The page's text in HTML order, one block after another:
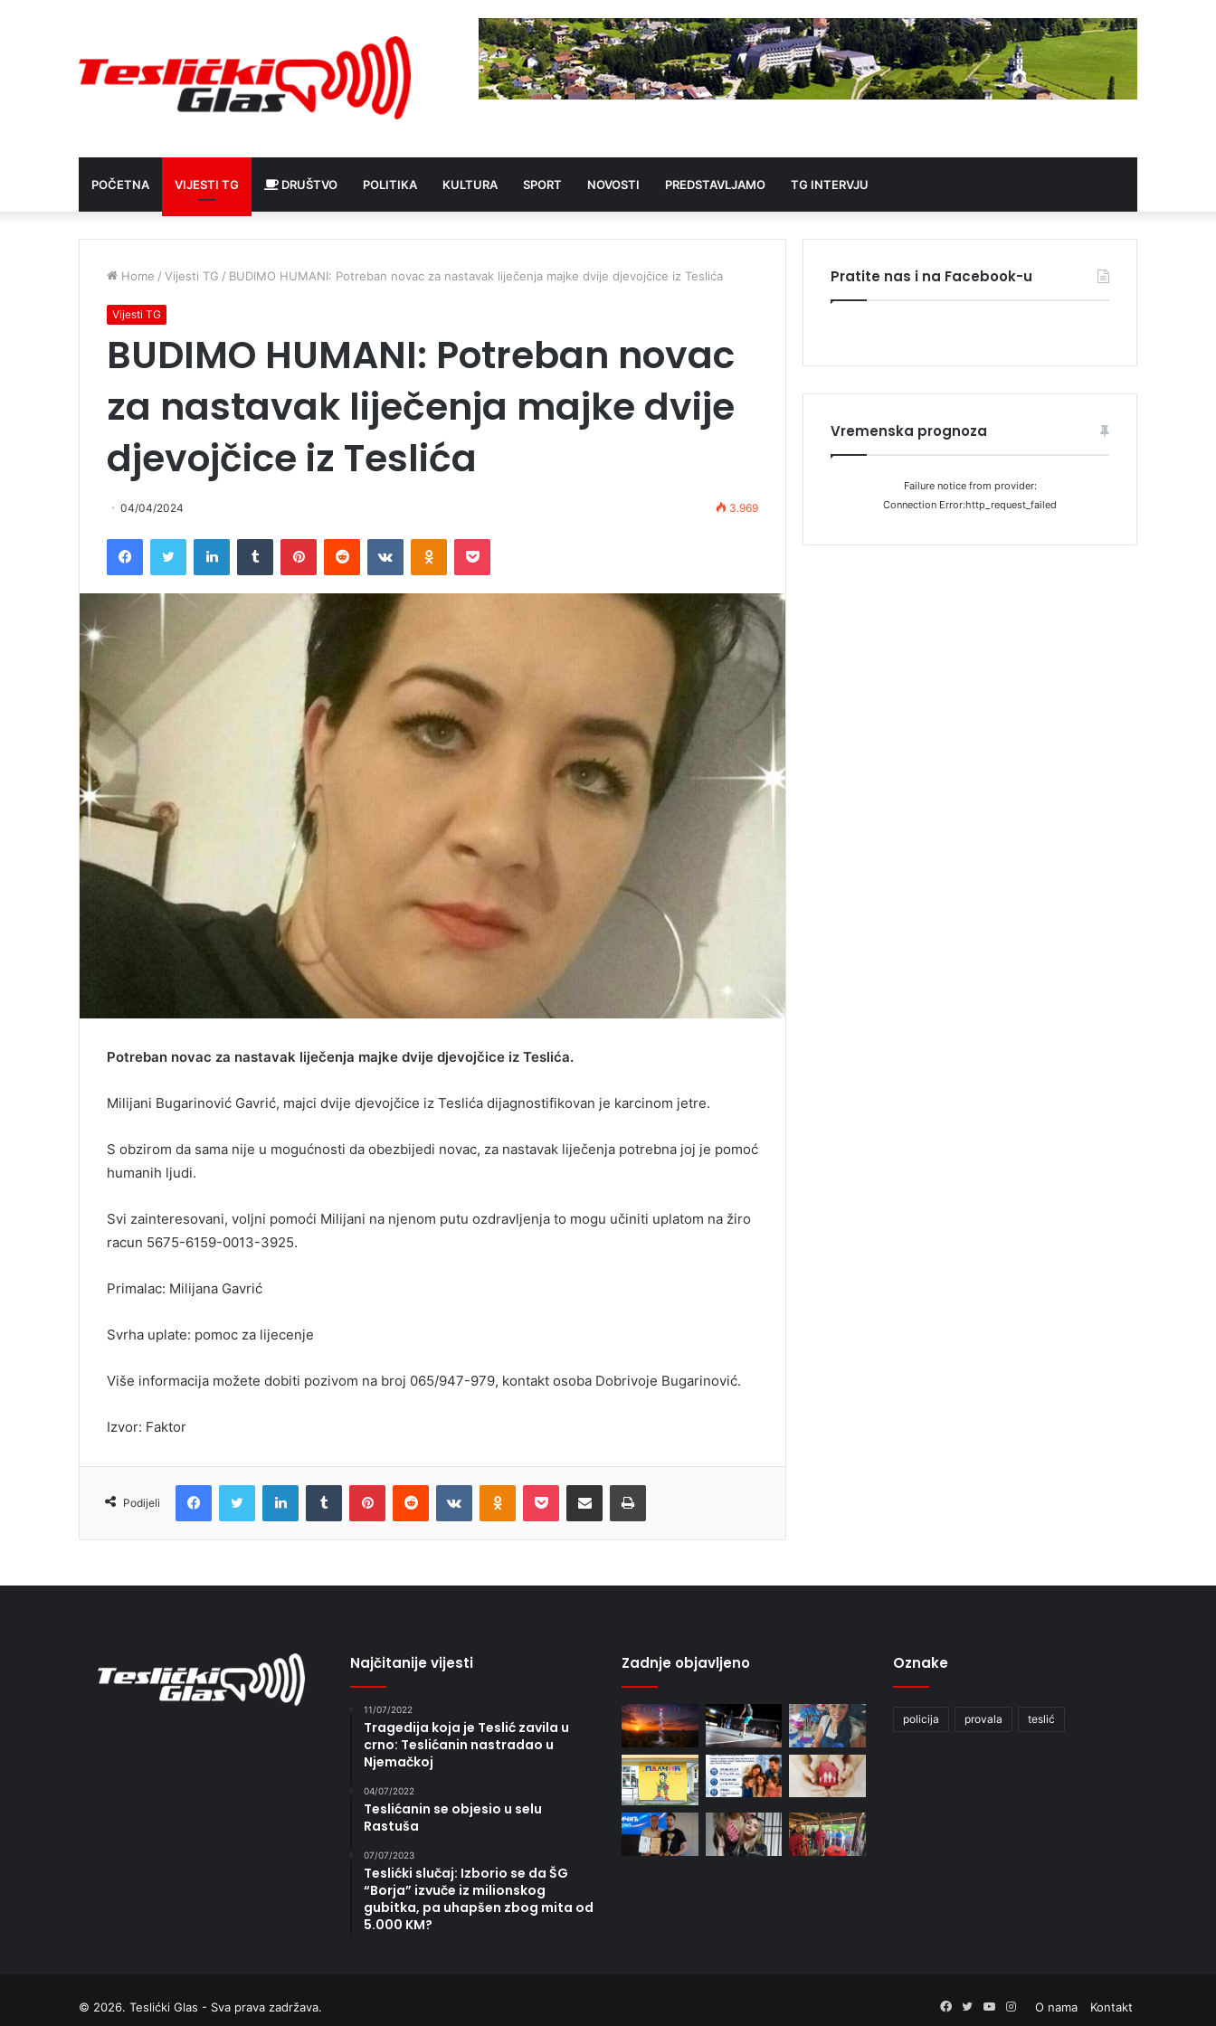
POČETNA VIJESTI TG DRUŠTVO POLITIKA KULTURA SPORT NOVOSTI PREDSTAVLJAMO TG INTERVJU
Home / Vijesti TG / BUDIMO HUMANI: Potreban novac za nastavak liječenja majke dvije djevojčice iz Teslića
Vijesti TG
BUDIMO HUMANI: Potreban novac
za nastavak liječenja majke dvije
djevojčice iz Teslića
04/04/2024 3.969
FacebookTwitter LinkedInTumblr PinterestReddit VKontakteOdnoklassniki
Pocket
Potreban novac za nastavak liječenja majke dvije djevojčice iz Teslića.
Milijani Bugarinović Gavrić, majci dvije djevojčice iz Teslića dijagnostifikovan je karcinom jetre.
S obzirom da sama nije u mogućnosti da obezbijedi novac, za nastavak liječenja potrebna joj je pomoć
humanih ljudi.
Svi zainteresovani, voljni pomoći Milijani na njenom putu ozdravljenja to mogu učiniti uplatom na žiro
racun 5675-6159-0013-3925.
Primalac: Milijana Gavrić
Svrha uplate: pomoc za lijecenje
Više informacija možete dobiti pozivom na broj 065/947-979, kontakt osoba Dobrivoje Bugarinović.
Izvor: Faktor
Podijeli
FacebookTwitter LinkedInTumblr PinterestReddit VKontakteOdnoklassniki
Pocket Share via Email Print
Pratite nas i na Facebook-u
Vremenska prognoza
Failure notice from provider:
Connection Error:http_request_failed
Najčitanije vijesti
11/07/2022
Tragedija koja je Teslić zavila u
crno: Teslićanin nastradao u
Njemačkoj
04/07/2022
Teslićanin se objesio u selu
Rastuša
07/07/2023
Teslićki slučaj: Izborio se da ŠG
“Borja” izvuče iz milionskog
gubitka, pa uhapšen zbog mita od
5.000 KM?
Zadnje objavljeno Oznake
policija provala teslić
© 2026. Teslićki Glas - Sva prava zadržava. O nama Kontakt
Facebook
TwitterYouTube
Instagram